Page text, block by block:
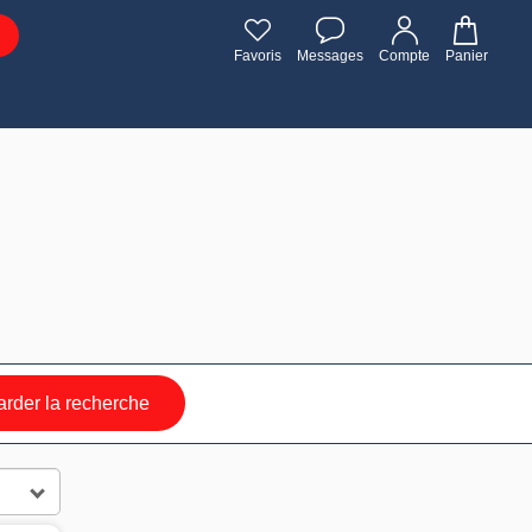
Favoris Messages Compte Panier
la recherche